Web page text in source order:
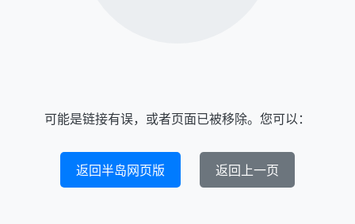
可能是链接有误，或者页面已被移除。您可以：
返回半岛网页版 返回上一页